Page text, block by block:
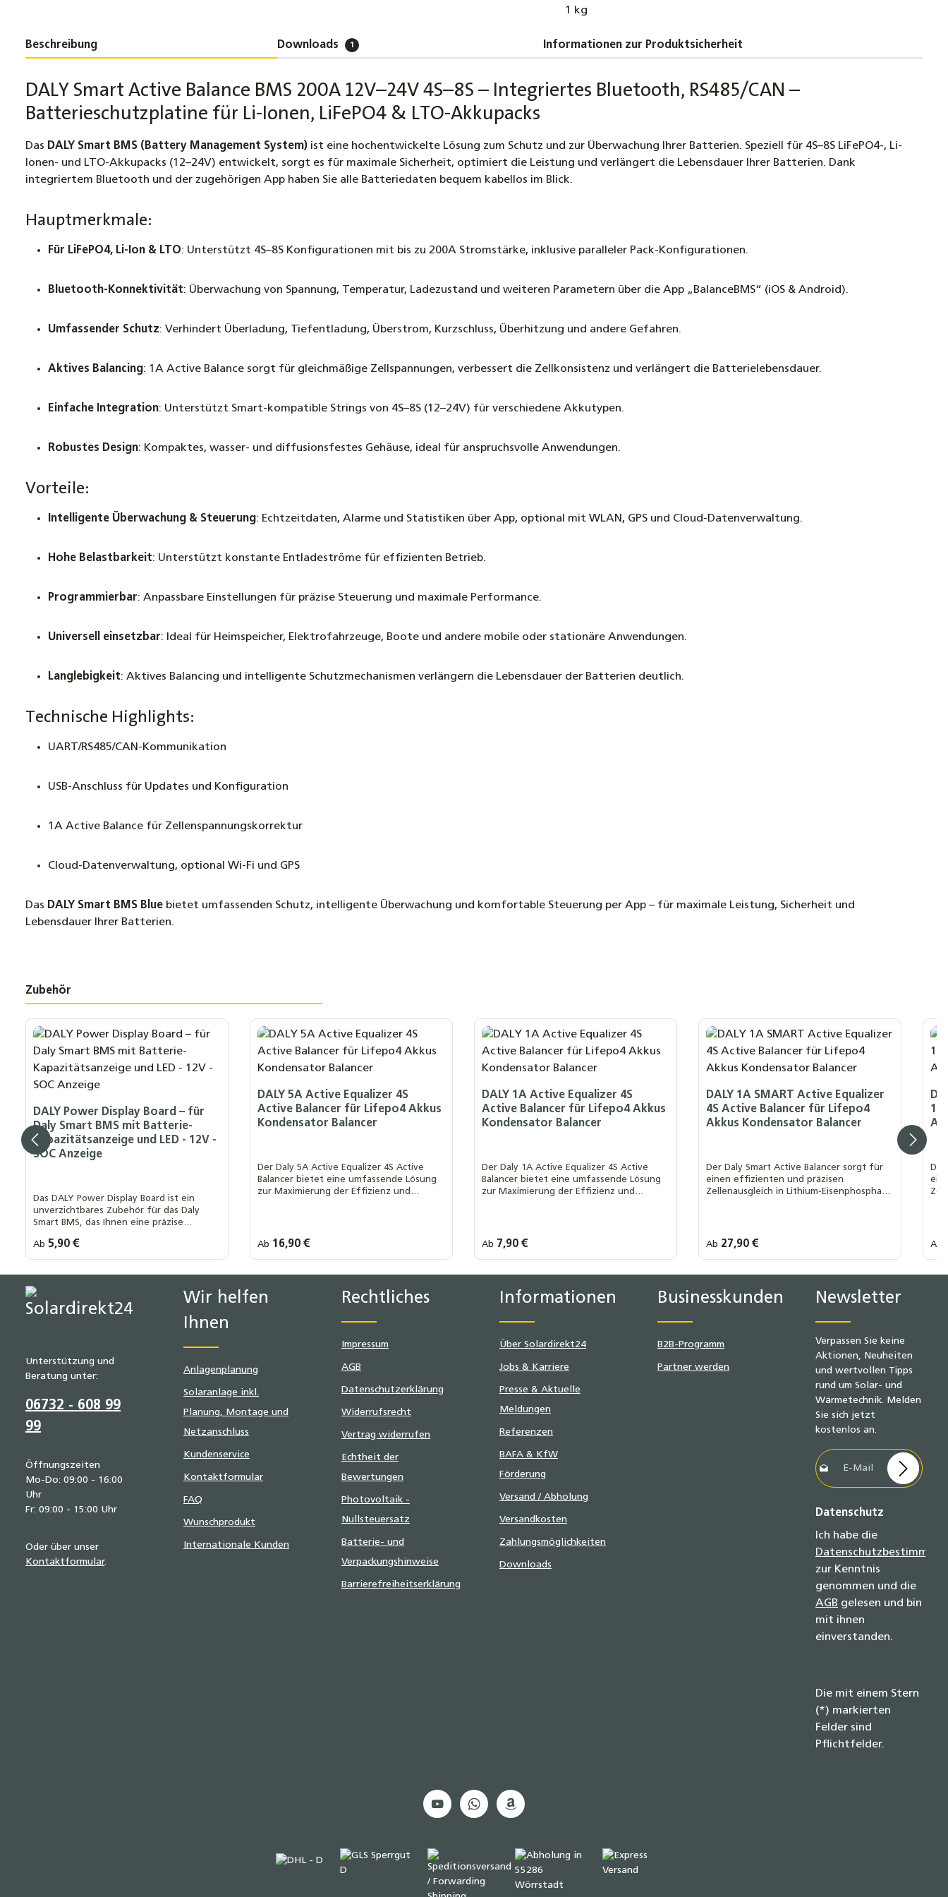
1 kg
Beschreibung Downloads 1 Informationen zur Produktsicherheit
DALY Smart Active Balance BMS 200A 12V–24V 4S–8S – Integriertes Bluetooth, RS485/CAN –
Batterieschutzplatine für Li-Ionen, LiFePO4 & LTO-Akkupacks
Das DALY Smart BMS (Battery Management System) ist eine hochentwickelte Lösung zum Schutz und zur Überwachung Ihrer Batterien. Speziell für 4S–8S LiFePO4-, Li-
Ionen- und LTO-Akkupacks (12–24V) entwickelt, sorgt es für maximale Sicherheit, optimiert die Leistung und verlängert die Lebensdauer Ihrer Batterien. Dank
integriertem Bluetooth und der zugehörigen App haben Sie alle Batteriedaten bequem kabellos im Blick.
Hauptmerkmale:
Für LiFePO4, Li-Ion & LTO: Unterstützt 4S–8S Konfigurationen mit bis zu 200A Stromstärke, inklusive paralleler Pack-Konfigurationen.
Bluetooth-Konnektivität: Überwachung von Spannung, Temperatur, Ladezustand und weiteren Parametern über die App „BalanceBMS“ (iOS & Android).
Umfassender Schutz: Verhindert Überladung, Tiefentladung, Überstrom, Kurzschluss, Überhitzung und andere Gefahren.
Aktives Balancing: 1A Active Balance sorgt für gleichmäßige Zellspannungen, verbessert die Zellkonsistenz und verlängert die Batterielebensdauer.
Einfache Integration: Unterstützt Smart-kompatible Strings von 4S–8S (12–24V) für verschiedene Akkutypen.
Robustes Design: Kompaktes, wasser- und diffusionsfestes Gehäuse, ideal für anspruchsvolle Anwendungen.
Vorteile:
Intelligente Überwachung & Steuerung: Echtzeitdaten, Alarme und Statistiken über App, optional mit WLAN, GPS und Cloud-Datenverwaltung.
Hohe Belastbarkeit: Unterstützt konstante Entladeströme für effizienten Betrieb.
Programmierbar: Anpassbare Einstellungen für präzise Steuerung und maximale Performance.
Universell einsetzbar: Ideal für Heimspeicher, Elektrofahrzeuge, Boote und andere mobile oder stationäre Anwendungen.
Langlebigkeit: Aktives Balancing und intelligente Schutzmechanismen verlängern die Lebensdauer der Batterien deutlich.
Technische Highlights:
UART/RS485/CAN-Kommunikation
USB-Anschluss für Updates und Konfiguration
1A Active Balance für Zellenspannungskorrektur
Cloud-Datenverwaltung, optional Wi-Fi und GPS
Das DALY Smart BMS Blue bietet umfassenden Schutz, intelligente Überwachung und komfortable Steuerung per App – für maximale Leistung, Sicherheit und
Lebensdauer Ihrer Batterien.
Zubehör
Produktgalerie überspringen
DALY Power Display Board – für
Daly Smart BMS mit Batterie-
Kapazitätsanzeige und LED - 12V -
SOC Anzeige
Das DALY Power Display Board ist ein
unverzichtbares Zubehör für das Daly
Smart BMS, das Ihnen eine präzise
Ihrer Batterie ermöglicht
Regulärer Preis:
Ab 5,90 €
Ihre MwSt. Auswahl::
0 % MwSt. nach § 12 Abs. 3 UstG
DALY 5A Active Equalizer 4S
Active Balancer für Lifepo4 Akkus
Kondensator Balancer
Der Daly 5A Active Equalizer 4S Active
Balancer bietet eine umfassende Lösung
zur Maximierung der Effizienz und
Regulärer Preis:
Ab 16,90 €
Ihre MwSt. Auswahl::
0 % MwSt. nach § 12 Abs. 3 UstG
DALY 1A Active Equalizer 4S
Active Balancer für Lifepo4 Akkus
Kondensator Balancer
Der Daly 1A Active Equalizer 4S Active
Balancer bietet eine umfassende Lösung
zur Maximierung der Effizienz und
Regulärer Preis:
Ab 7,90 €
Ihre MwSt. Auswahl::
0 % MwSt. nach § 12 Abs. 3 UstG
DALY 1A SMART Active Equalizer
4S Active Balancer für Lifepo4
Akkus Kondensator Balancer
Der Daly Smart Active Balancer sorgt für
einen effizienten und präzisen
Zellenausgleich in Lithium-Eisenphosphat-
Regulärer Preis:
Ab 27,90 €
Ihre MwSt. Auswahl::
0 % MwSt. nach § 12 Abs. 3 UstG
Ab
Unterstützung und
Beratung unter:
06732 - 608 99
99
Öffnungszeiten
Mo-Do: 09:00 - 16:00
Uhr
Fr: 09:00 - 15:00 Uhr
Oder über unser
Kontaktformular.
Wir helfen
Ihnen
Anlagenplanung
Solaranlage inkl.
Planung, Montage und
Netzanschluss
Kundenservice
Kontaktformular
FAQ
Wunschprodukt
Internationale Kunden
Rechtliches
Impressum
AGB
Datenschutzerklärung
Widerrufsrecht
Vertrag widerrufen
Echtheit der
Bewertungen
Photovoltaik -
Nullsteuersatz
Batterie- und
Verpackungshinweise
Barrierefreiheitserklärung
Informationen
Über Solardirekt24
Jobs & Karriere
Presse & Aktuelle
Meldungen
Referenzen
BAFA & KfW
Förderung
Versand / Abholung
Versandkosten
Zahlungsmöglichkeiten
Downloads
Businesskunden
B2B-Programm
Partner werden
Newsletter
Verpassen Sie keine
Aktionen, Neuheiten
und wertvollen Tipps
rund um Solar- und
Wärmetechnik. Melden
Sie sich jetzt
kostenlos an.
E-Mail-Adresse*
Datenschutz
Ich habe die
zur Kenntnis
genommen und die
AGB gelesen und bin
mit ihnen
einverstanden.
Die mit einem Stern
(*) markierten
Felder sind
Pflichtfelder.